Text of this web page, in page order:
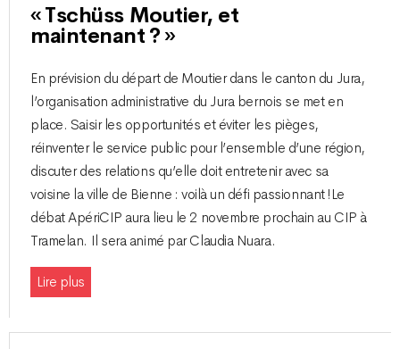
« Tschüss Moutier, et
maintenant ? »
En prévision du départ de Moutier dans le canton du Jura,
l’organisation administrative du Jura bernois se met en
place. Saisir les opportunités et éviter les pièges,
réinventer le service public pour l’ensemble d’une région,
discuter des relations qu’elle doit entretenir avec sa
voisine la ville de Bienne : voilà un défi passionnant !Le
débat ApériCIP aura lieu le 2 novembre prochain au CIP à
Tramelan. Il sera animé par Claudia Nuara.
Lire plus